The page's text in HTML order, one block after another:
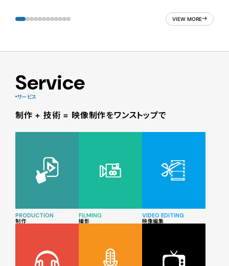
VIEW MORE
Service
サービス
制作 + 技術 = 映像制作をワンストップで
PRODUCTION
制作
FILMING
撮影
VIDEO EDITING
映像編集